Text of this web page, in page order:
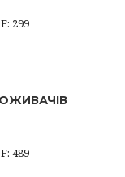
299
489